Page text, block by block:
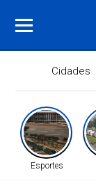
Cidades
Esportes